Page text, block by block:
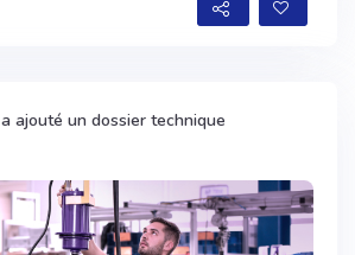
a ajouté un dossier technique